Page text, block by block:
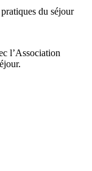
du séjour
l’Association